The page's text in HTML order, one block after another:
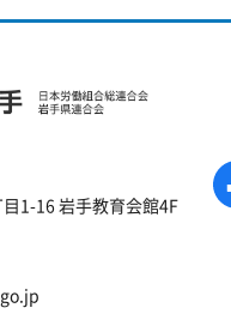
1-16 岩手教育会館4F